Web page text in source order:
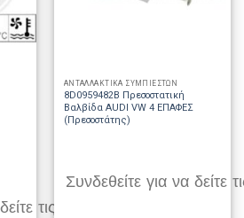
τις τιμές
ΑΝΤΑΛΛΑΚΤΙΚΑ ΣΥΜΠΙΕΣΤΩΝ
8D0959482B Πρεσοστατική
Βαλβίδα AUDI VW 4 ΕΠΑΦΕΣ
(Πρεσοστάτης)
Συνδεθείτε για να δείτε